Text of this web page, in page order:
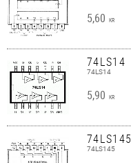
5,60 KR
74LS14
74LS14
5,90 KR
74LS145
74LS145